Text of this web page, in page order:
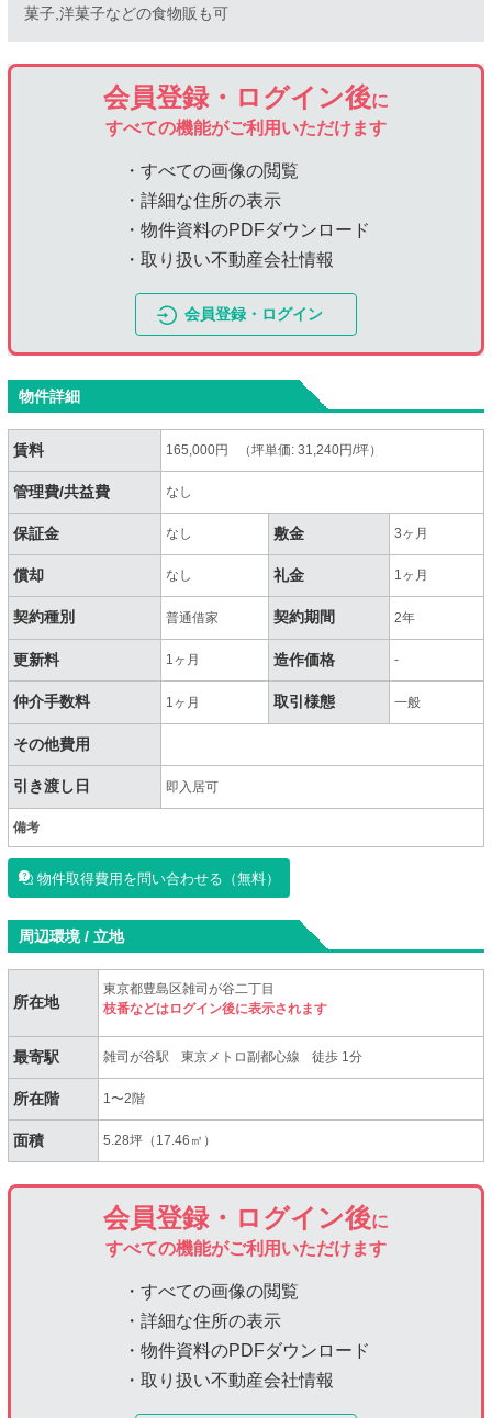
菓子,洋菓子などの食物販も可
会員登録・ログイン後に
すべての機能がご利用いただけます
・すべての画像の閲覧
・詳細な住所の表示
・物件資料のPDFダウンロード
・取り扱い不動産会社情報
会員登録・ログイン
物件詳細
賃料 165,000円 （坪単価: 31,240円/坪）
管理費/共益費 なし
保証金 なし 敷金 3ヶ月
償却 なし 礼金 1ヶ月
契約種別 普通借家 契約期間 2年
更新料 1ヶ月 造作価格 -
仲介手数料 1ヶ月 取引様態 一般
その他費用
引き渡し日 即入居可
備考
物件取得費用を問い合わせる（無料）
周辺環境 / 立地
所在地
東京都豊島区雑司が谷二丁目
枝番などはログイン後に表示されます
最寄駅 雑司が谷駅 東京メトロ副都心線 徒歩 1分
所在階 1〜2階
面積 5.28坪（17.46㎡）
会員登録・ログイン後に
すべての機能がご利用いただけます
・すべての画像の閲覧
・詳細な住所の表示
・物件資料のPDFダウンロード
・取り扱い不動産会社情報